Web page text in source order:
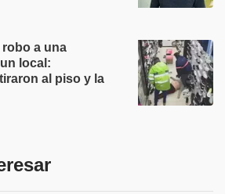
a una
local:
al piso y la